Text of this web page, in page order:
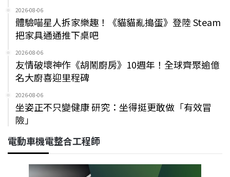
2026-08-06
體驗喵星人拆家樂趣！《貓貓亂搗蛋》登陸 Steam
把家具通通推下桌吧
2026-08-06
友情破壞神作《胡鬧廚房》10週年！全球齊聚逾億
名大廚喜迎里程碑
2026-08-06
坐姿正不只變健康 研究：坐得挺更敢做「有效冒
險」
電動車機電整合工程師